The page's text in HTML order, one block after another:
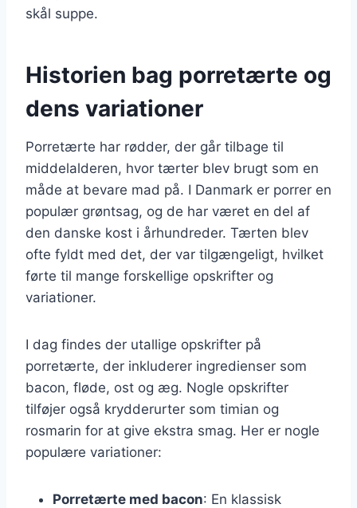
skål suppe.
Historien bag porretærte og
dens variationer
Porretærte har rødder, der går tilbage til
middelalderen, hvor tærter blev brugt som en
måde at bevare mad på. I Danmark er porrer en
populær grøntsag, og de har været en del af
den danske kost i århundreder. Tærten blev
ofte fyldt med det, der var tilgængeligt, hvilket
førte til mange forskellige opskrifter og
variationer.
I dag findes der utallige opskrifter på
porretærte, der inkluderer ingredienser som
bacon, fløde, ost og æg. Nogle opskrifter
tilføjer også krydderurter som timian og
rosmarin for at give ekstra smag. Her er nogle
populære variationer:
Porretærte med bacon: En klassisk